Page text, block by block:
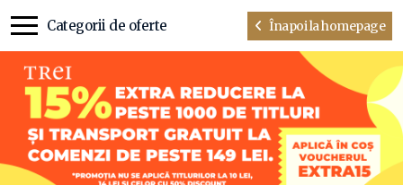
Categorii de oferte Înapoi la homepage